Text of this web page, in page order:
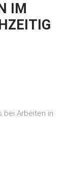
IM